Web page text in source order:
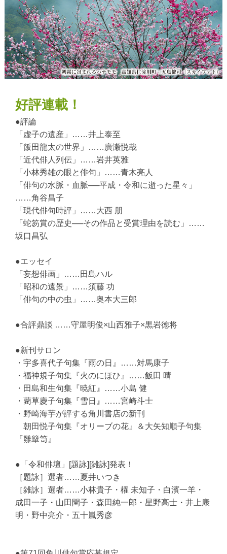
好評連載！
●評論
「虚子の遺産」……井上泰至
「飯田龍太の世界」……廣瀬悦哉
「近代俳人列伝」……岩井英雅
「小林秀雄の眼と俳句」……青木亮人
「俳句の水脈・血脈──平成・令和に逝った星々」
……角谷昌子
「現代俳句時評」……大西 朋
「蛇笏賞の歴史──その作品と受賞理由を読む」……
坂口昌弘
●エッセイ
「妄想俳画」……田島ハル
「昭和の遠景」……須藤 功
「俳句の中の虫」……奥本大三郎
●合評鼎談 ……守屋明俊×山西雅子×黒岩徳将
●新刊サロン
・宇多喜代子句集『雨の日』……対馬康子
・福神規子句集『火のにほひ』……飯田 晴
・田島和生句集『暁紅』……小島 健
・藺草慶子句集『雪日』……宮崎斗士
・野崎海芋が評する角川書店の新刊
朝田悦子句集『オリーブの花』＆大矢知順子句集
『雛簞笥』
●「令和俳壇」[題詠][雑詠]発表！
［題詠］選者……夏井いつき
［雑詠］選者……小林貴子・櫂 未知子・白濱一羊・
成田一子・山田閏子・森田純一郎・星野高士・井上康
明・野中亮介・五十嵐秀彦